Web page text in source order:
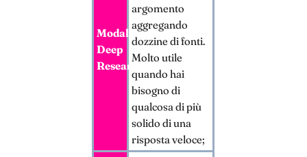
Modalità
Deep
Research
argomento
aggregando
dozzine di fonti.
Molto utile
quando hai
bisogno di
qualcosa di più
solido di una
risposta veloce;